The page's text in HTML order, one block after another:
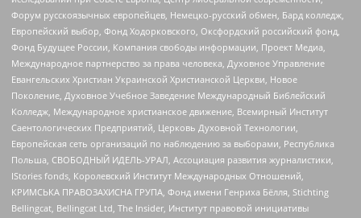
Форум русскоязычных европейцев, Немецко-русский обмен, Бард колледж,
Европейский выбор, Фонд Ходорковского, Оксфордский российский фонд,
Фонд Будущее России, Компания свободы информации, Проект Медиа,
Международное партнерство за права человека, Духовное Управление
Евангельских Христиан Украинской Христианской Церкви, Новое
Поколение, Духовное Учебное Заведение Международный Библейский
Колледж, Международное христианское движение, Всемирный Институт
Саентологических Предприятий, Церковь Духовной Технологии,
Европейская сеть организаций по наблюдению за выборами, Республика
Польша, СВОБОДНЫЙ ИДЕЛЬ-УРАЛ, Ассоциация развития журналистики,
IStories fonds, Королевский Институт Международных Отношений,
КРИМСЬКА ПРАВОЗАХИСНА ГРУПА, Фонд имени Генриха Бёлля, Stichting
Bellingcat, Bellingcat Ltd, The Insider, Институт правовой инициативы